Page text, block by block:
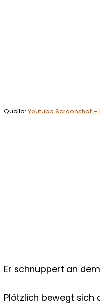
Quelle: Youtube Screenshot –
Er schnuppert an
Plötzlich bewegt sich